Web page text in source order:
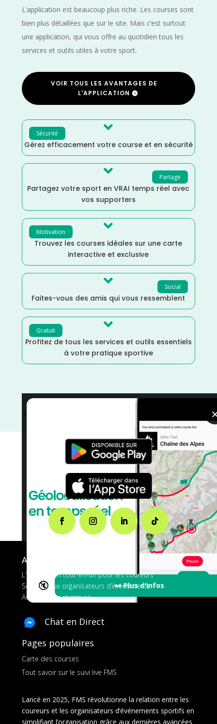
L’application est beaucoup plus riche. Les courses sont
bien plus détaillées que sur le site. Mais c’est surtout
une application, qui vous offre au quotidien tous les
services et outils utiles à votre sport.
VOIR TOUS LES AVANTAGES DE
L'APPLICATION
Sécurité 
Gérez efficacement votre course et en sécurité
Partage

Partagez votre sport en VRAI temps réel avec
vos supporters
Motivation 
Trouvez les courses idéales sur une carte
interactive et exclusive
Social

Faites-vous des amis qui vous ressemblent
Gratuit 
Profitez de tous les services et outils essentiels
à votre pratique sportive
🔇 👀 Plus d'Infos
Val d'Oise
Course à Pied
A propos de FMS
L’application tout-en-un pour les coureurs
Services aux organisateurs d’événements
Ads pour les marques
Chat en Direct
Pages populaires
Carte des courses
Tout savoir sur le suivi live FMS
Lancé en 2025, FMS révolutionne la relation entre les
coureurs et les organisateurs d’événements sportifs en
simplifiant l’organisation grâce aux dernières avancées